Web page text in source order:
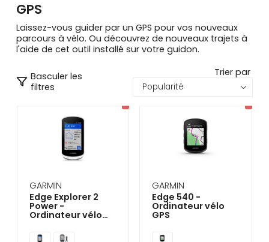
de
recherche
sélectionné.
Les
utilisateurs
tactiles
peuvent
gestes
toucher
glisser.
GPS
Laissez-vous guider par un GPS pour vos nouveaux
parcours à vélo. Ou découvrez de nouveaux trajets à
l'aide de cet outil installé sur votre guidon.
Basculer les
filtres
Trier par
GARMIN
Edge Explorer 2
Power -
Ordinateur vélo
GARMIN
Edge 540 -
Ordinateur vélo
GPS